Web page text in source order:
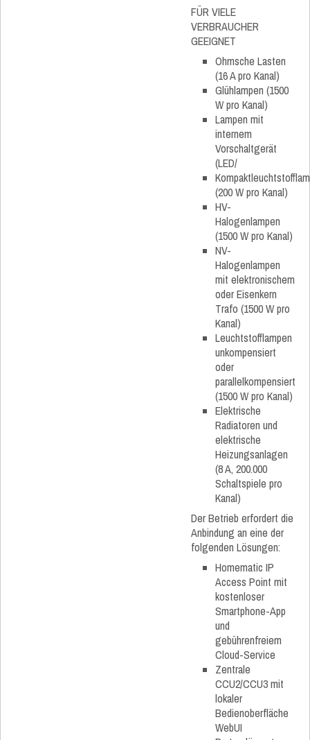
FÜR VIELE
VERBRAUCHER
GEEIGNET
Ohmsche Lasten
(16 A pro Kanal)
Glühlampen (1500
W pro Kanal)
Lampen mit
internem
Vorschaltgerät
(LED/
(200 W pro Kanal)
HV-
Halogenlampen
(1500 W pro Kanal)
NV-
Halogenlampen
mit elektronischem
oder Eisenkern
Trafo (1500 W pro
Kanal)
Leuchtstofflampen
unkompensiert
oder
parallelkompensiert
(1500 W pro Kanal)
Elektrische
Radiatoren und
elektrische
Heizungsanlagen
(8 A, 200.000
Schaltspiele pro
Kanal)
Der Betrieb erfordert die
Anbindung an eine der
folgenden Lösungen:
Homematic IP
Access Point mit
kostenloser
Smartphone-App
und
gebührenfreiem
Cloud-Service
Zentrale
CCU2/CCU3 mit
lokaler
Bedienoberfläche
WebUI